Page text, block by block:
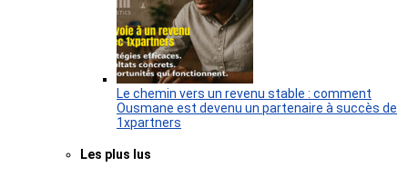
Le chemin vers un revenu stable : comment
Ousmane est devenu un partenaire à succès de
1xpartners
Les plus lus